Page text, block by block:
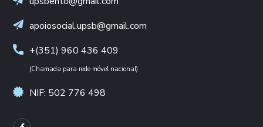
apoiosocial.upsb@gmail.com
+(351) 960 436 409
(Chamada para rede móvel nacional)
NIF: 502 776 498